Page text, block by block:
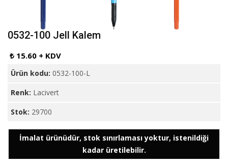
0532-100 Jell Kalem
₺ 15.60 + KDV
Ürün kodu: 0532-100-L
Renk: Lacivert
Stok: 29700
İmalat ürünüdür, stok sınırlaması yoktur, istenildiği
kadar üretilebilir.